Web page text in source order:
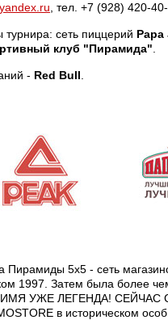
, тел. +7 (928) 420-
турнира: сеть пиццерий
клуб "Пирамида"
- Red Bull
Пирамиды 5х5 - сеть
1997. Затем была более
УЖЕ ЛЕГЕНДА! СЕЙЧАС
в историческом